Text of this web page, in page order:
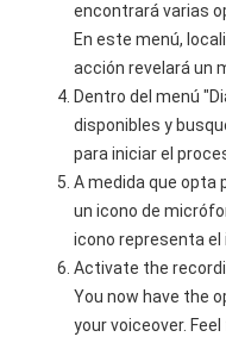
encontrará varias
En este menú,
acción revelará un
Dentro del menú
disponibles y
para iniciar el
A medida que opta
un icono de
icono representa el
Activate the
You now have the
your voiceover.